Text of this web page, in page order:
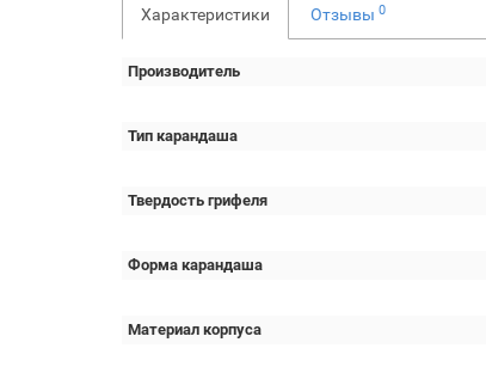
Характеристики Отзывы 0
Производитель
Тип карандаша
Твердость грифеля
Форма карандаша
Материал корпуса